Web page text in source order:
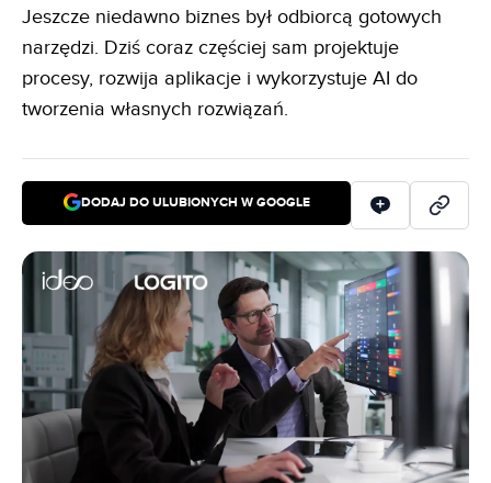
Jeszcze niedawno biznes był odbiorcą gotowych
narzędzi. Dziś coraz częściej sam projektuje
procesy, rozwija aplikacje i wykorzystuje AI do
tworzenia własnych rozwiązań.
DODAJ DO ULUBIONYCH W GOOGLE